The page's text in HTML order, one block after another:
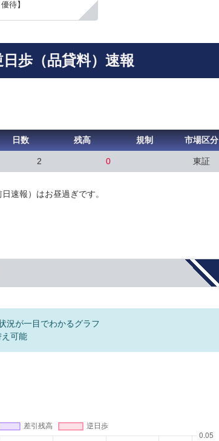
待】
歩（品貸料）速報
日数 残高 規制 市場区分
2 0 東証
速報）はお昼過ぎです。
況が一目でわかるグラフ
可能